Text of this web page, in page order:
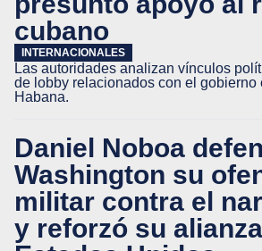
cubano
INTERNACIONALES
Las autoridades analizan vínculos
de lobby relacionados con el gobierno
Habana.
Daniel Noboa
Washington su
militar contra el
y reforzó su